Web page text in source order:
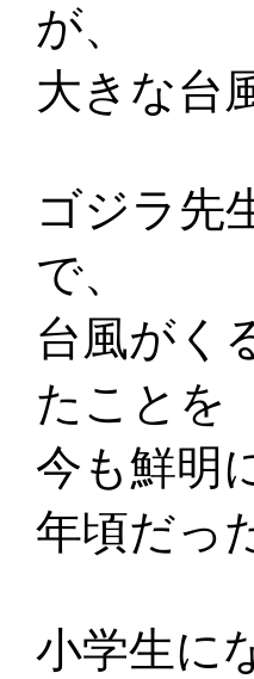
が、
大きな台
ゴジラ先
で、
台風がく
たことを
今も鮮明
年頃だっ
小学生に